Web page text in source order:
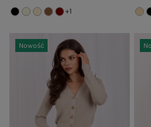
+1
Nowość